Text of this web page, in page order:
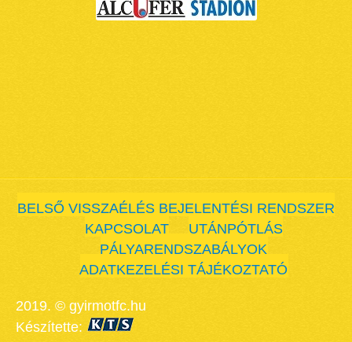
BELSŐ VISSZAÉLÉS BEJELENTÉSI RENDSZER
KAPCSOLAT
UTÁNPÓTLÁS
PÁLYARENDSZABÁLYOK
ADATKEZELÉSI TÁJÉKOZTATÓ
2019. © gyirmotfc.hu
Készítette: